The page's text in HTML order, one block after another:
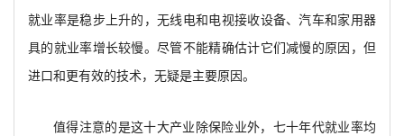
就业率是稳步上升的，无线电和电视接收设备、汽车和家用器
具的就业率增长较慢。尽管不能精确估计它们减慢的原因，但
进口和更有效的技术，无疑是主要原因。
值得注意的是这十大产业除保险业外，七十年代就业率均